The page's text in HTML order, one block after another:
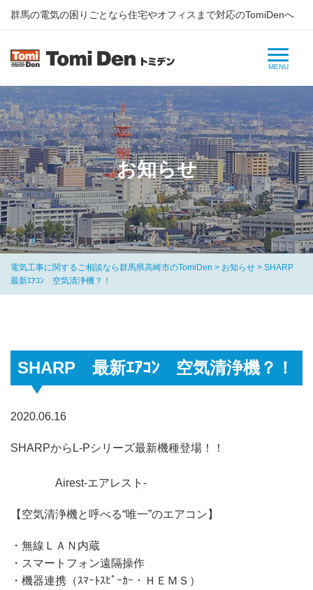
群⾺の電気の困りごとなら住宅やオフィスまで対応のTomiDenへ
お知らせ
電気工事に関するご相談なら群馬県高崎市のTomiDen > お知らせ > SHARP
最新ｴｱｺﾝ 空気清浄機？！
SHARP 最新ｴｱｺﾝ 空気清浄機？！
2020.06.16
SHARPからL-Pシリーズ最新機種登場！！
Airest-エアレスト-
【空気清浄機と呼べる“唯一”のエアコン】
・無線ＬＡＮ内蔵
・スマートフォン遠隔操作
・機器連携（ｽﾏｰﾄｽﾋﾟｰｶｰ・ＨＥＭＳ）